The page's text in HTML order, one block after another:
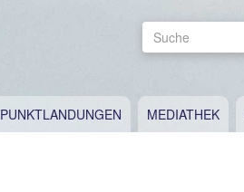
Suche
PUNKTLANDUNGEN MEDIATHEK